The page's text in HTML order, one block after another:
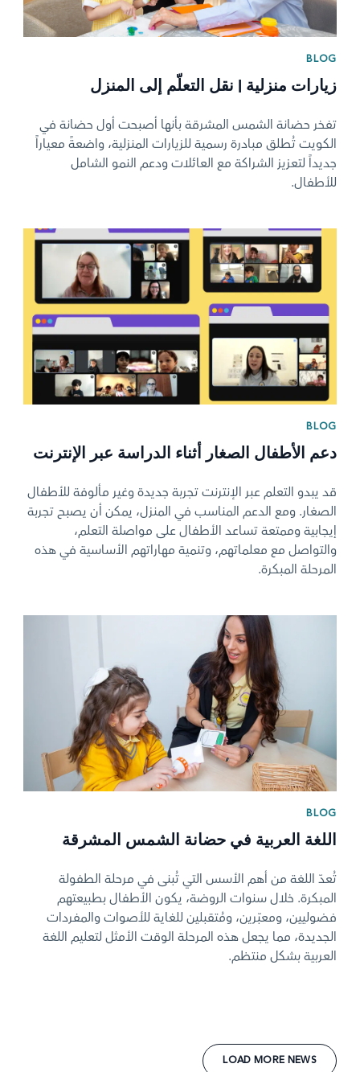
LOAD MORE NEWS
BLOG
زيارات منزلية | نقل التعلّم إلى المنزل
تفخر حضانة الشمس المشرقة بأنها أصبحت أول حضانة في
الكويت تُطلق مبادرة رسمية للزيارات المنزلية، واضعةً معياراً
جديداً لتعزيز الشراكة مع العائلات ودعم النمو الشامل
للأطفال.
News image
BLOG
دعم الأطفال الصغار أثناء الدراسة عبر الإنترنت
قد يبدو التعلم عبر الإنترنت تجربة جديدة وغير مألوفة للأطفال
الصغار. ومع الدعم المناسب في المنزل، يمكن أن يصبح تجربة
إيجابية وممتعة تساعد الأطفال على مواصلة التعلم،
والتواصل مع معلماتهم، وتنمية مهاراتهم الأساسية في هذه
المرحلة المبكرة.
News image
BLOG
اللغة العربية في حضانة الشمس المشرقة
تُعدّ اللغة من أهم الأسس التي تُبنى في مرحلة الطفولة
المبكرة. خلال سنوات الروضة، يكون الأطفال بطبيعتهم
فضوليين، ومعبّرين، ومُتقبلين للغاية للأصوات والمفردات
الجديدة، مما يجعل هذه المرحلة الوقت الأمثل لتعليم اللغة
العربية بشكل منتظم.